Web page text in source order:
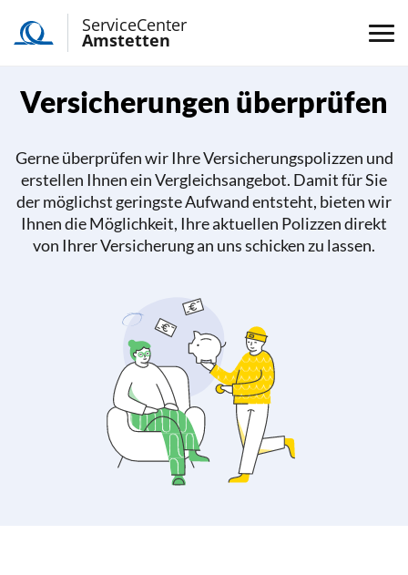
ServiceCenter
Amstetten
Versicherungen überprüfen
Gerne überprüfen wir Ihre Versicherungspolizzen und
erstellen Ihnen ein Vergleichsangebot. Damit für Sie
der möglichst geringste Aufwand entsteht, bieten wir
Ihnen die Möglichkeit, Ihre aktuellen Polizzen direkt
von Ihrer Versicherung an uns schicken zu lassen.